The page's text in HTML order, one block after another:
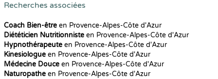
Recherches associées
Coach Bien-être en Provence-Alpes-Côte d'Azur
Diététicien Nutritionniste en Provence-Alpes-Côte d'Azur
Hypnothérapeute en Provence-Alpes-Côte d'Azur
Kinesiologue en Provence-Alpes-Côte d'Azur
Médecine Douce en Provence-Alpes-Côte d'Azur
Naturopathe en Provence-Alpes-Côte d'Azur